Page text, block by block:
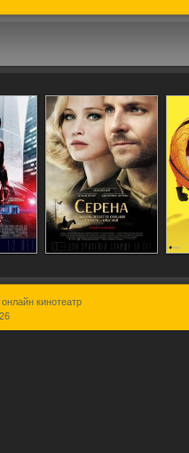
кинотеатр